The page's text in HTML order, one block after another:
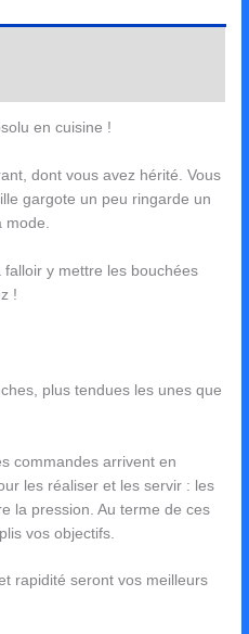
en cuisine !
dont vous avez hérité. Vous
gargote un peu ringarde un
mode.
falloir y mettre les bouchées
!
plus tendues les unes que
commandes arrivent en
les réaliser et les servir : les
la pression. Au terme de ces
vos objectifs.
rapidité seront vos meilleurs